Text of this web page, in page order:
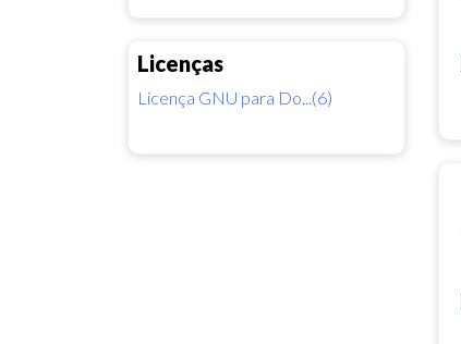
Licenças
Licença GNU para Do...(6)